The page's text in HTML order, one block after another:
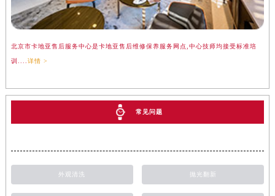
北京市卡地亚售后服务中心是卡地亚售后维修保养服务网点,中心技师均接受标准培
训.... 详情 >
常见问题
外观清洗 抛光翻新